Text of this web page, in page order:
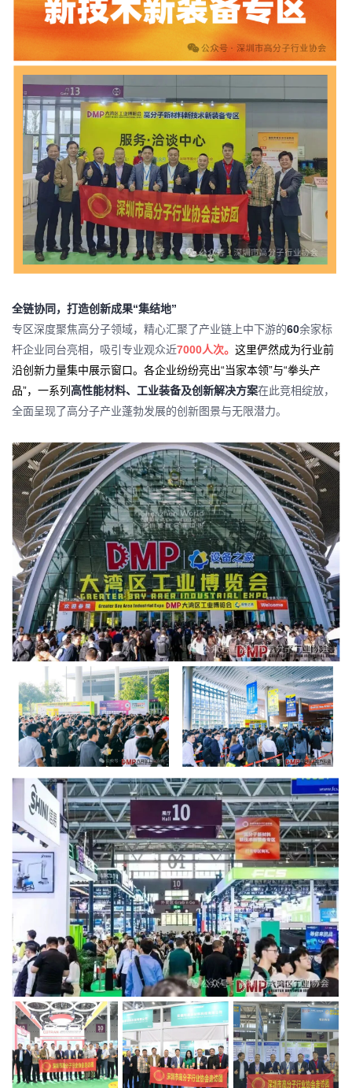
全链协同，打造创新成果“集结地”
专区深度聚焦高分子领域，精心汇聚了产业链上中下游的60余家标
杆企业同台亮相，吸引 专业观众近7000人次。 这里俨然成为行业前
沿创新力量集中展示窗口。各企业纷纷亮出“当家本领”与“拳头产
品”，一系列 高性能材料、工业装备及创新解决方案在此竞相绽放，
全面呈现了高分子产业蓬勃发展的创新图景与无限潜力。